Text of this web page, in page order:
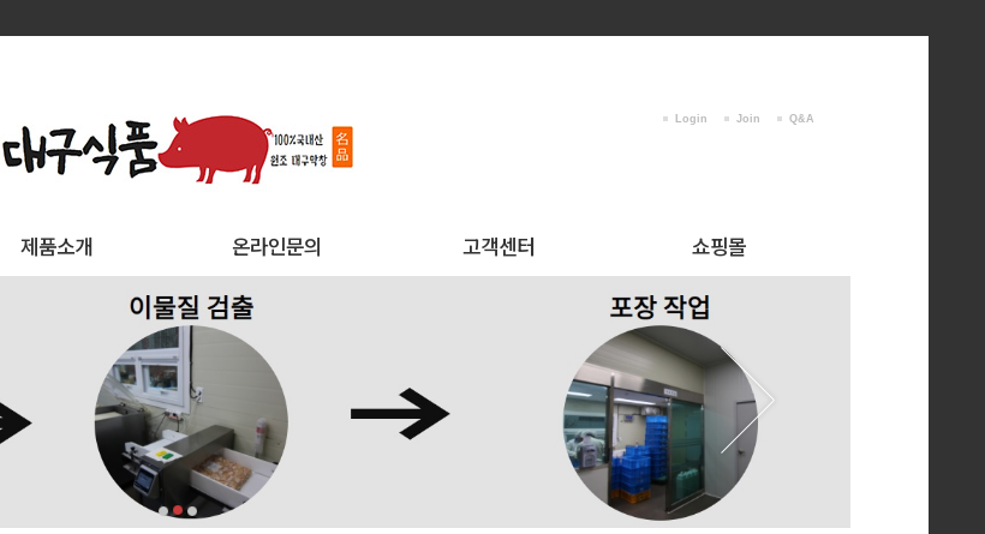
Login Join Q&A
제품소개 온라인문의
온라인문의
고객센터 쇼핑몰
쇼핑몰